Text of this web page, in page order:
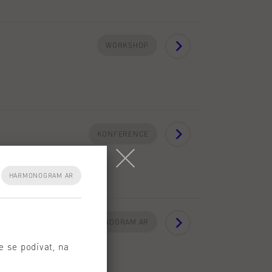
WORKSHOP
KONFERENCE
HARMONOGRAM AR
HARMONOGRAM AR
se podívat, na